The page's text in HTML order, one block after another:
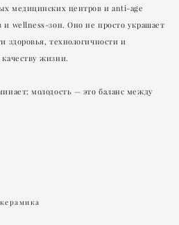
медицинских центров и anti-age
и wellness-зон. Оно не просто украшает
здоровья, технологичности и
качеству жизни.
молодость — это баланс между